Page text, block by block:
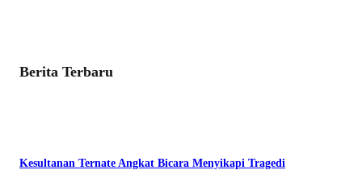
Berita Terbaru
Kesultanan Ternate Angkat Bicara Menyikapi Tragedi